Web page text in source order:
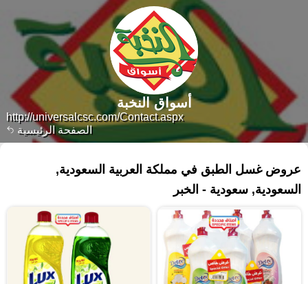
الصفحة الرئيسية
http://universalcsc.com/Contact.aspx
أسواق النخبة
عروض غسل الطبق في مملكة العربية السعودية,
السعودية, سعودية - الخبر‎